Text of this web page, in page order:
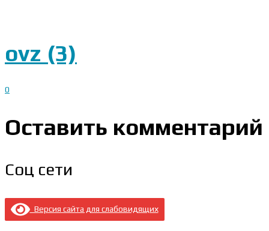
ovz (3)
0
Оставить комментарий
Соц сети
Версия сайта для слабовидящих